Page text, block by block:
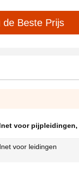
de Beste Prijs
voor pijpleidingen,
voor leidingen